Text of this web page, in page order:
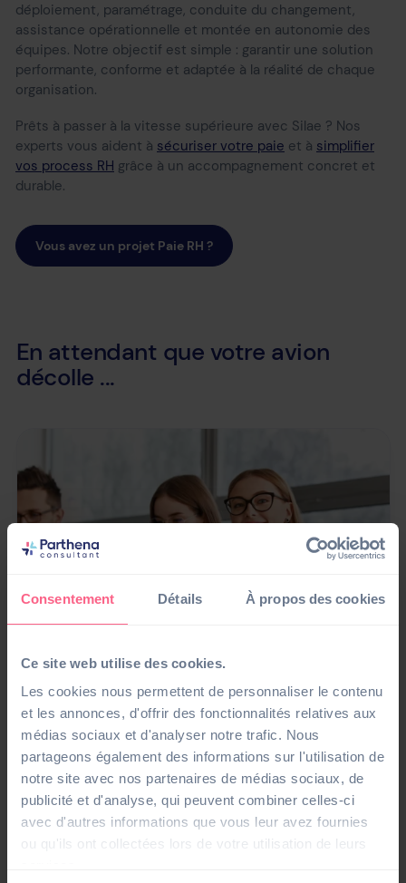
Consentement Détails À propos des cookies
Ce site web utilise des cookies.
Les cookies nous permettent de personnaliser le contenu
et les annonces, d'offrir des fonctionnalités relatives aux
médias sociaux et d'analyser notre trafic. Nous
partageons également des informations sur l'utilisation de
notre site avec nos partenaires de médias sociaux, de
publicité et d'analyse, qui peuvent combiner celles-ci
avec d'autres informations que vous leur avez fournies
ou qu'ils ont collectées lors de votre utilisation de leurs
déploiement, paramétrage, conduite du changement,
assistance opérationnelle et montée en autonomie des
équipes. Notre objectif est simple : garantir une solution
performante, conforme et adaptée à la réalité de chaque
organisation.
Prêts à passer à la vitesse supérieure avec Silae ? Nos
experts vous aident à sécuriser votre paie et à simplifier
vos process RH grâce à un accompagnement concret et
durable.
Vous avez un projet Paie RH ?
En attendant que votre avion
décolle ...
Article
DSN de substitution : ce qui change et comment
s’y préparer avec Parthena Consultant
01/12/25 #Gestion administrative de la Paie